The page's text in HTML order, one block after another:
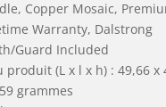
Copper Mosaic,
Warranty, Dalstrong
Guard Included
produit (L x l x h) : 49,66 x
grammes